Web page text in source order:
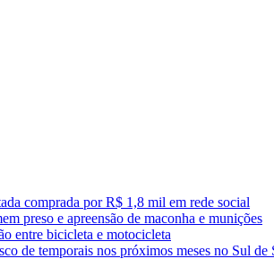
comprada por R$ 1,8 mil em rede social
preso e apreensão de maconha e munições
entre bicicleta e motocicleta
de temporais nos próximos meses no Sul de